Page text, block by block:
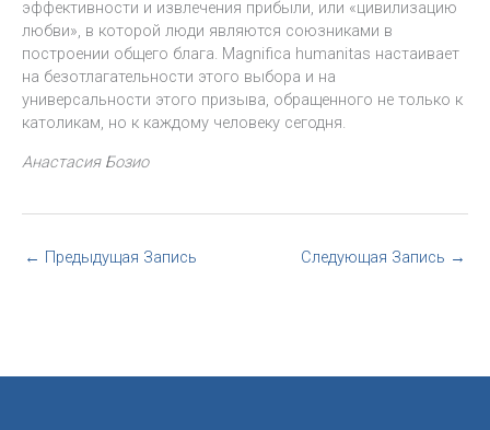
эффективности и извлечения прибыли, или «цивилизацию
любви», в которой люди являются союзниками в
построении общего блага. Magnifica humanitas настаивает
на безотлагательности этого выбора и на
универсальности этого призыва, обращенного не только к
католикам, но к каждому человеку сегодня.
Анастасия Бозио
← Предыдущая Запись Следующая Запись →